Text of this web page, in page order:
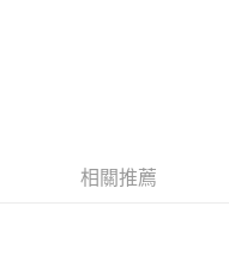
相關推薦